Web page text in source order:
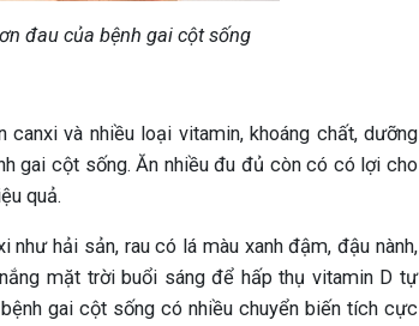
đau của bệnh gai cột sống
và nhiều loại vitamin, khoáng chất, dưỡng
gai cột sống. Ăn nhiều đu đủ còn có có lợi cho
quả.
hải sản, rau có lá màu xanh đậm, đậu nành,
mặt trời buổi sáng để hấp thụ vitamin D tự
gai cột sống có nhiều chuyển biến tích cực